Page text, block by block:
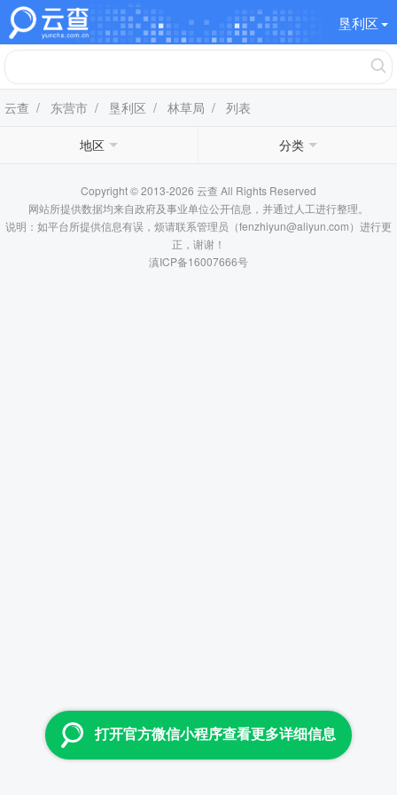
垦利区
云查 / 东营市 / 垦利区 / 林草局 / 列表
地区 分类
Copyright © 2013-2026 云查 All Rights Reserved
网站所提供数据均来自政府及事业单位公开信息，并通过人工进行整理。
说明：如平台所提供信息有误，烦请联系管理员（fenzhiyun@aliyun.com）进行更
正，谢谢！
滇ICP备16007666号
打开官方微信小程序查看更多详细信息